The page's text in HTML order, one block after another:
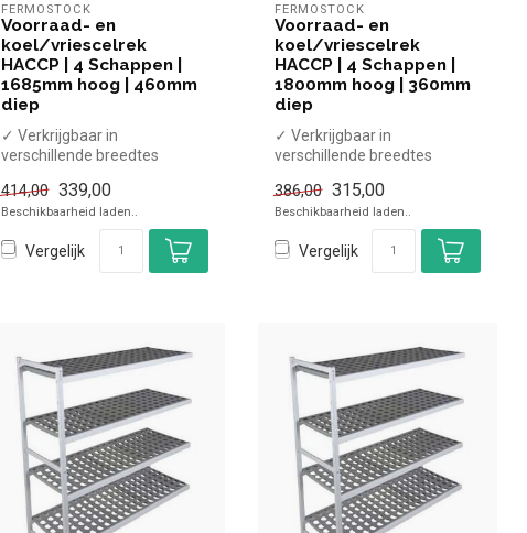
FERMOSTOCK
Voorraad- en
koel/vriescelrek
HACCP | 4 Schappen |
1685mm hoog | 460mm
diep
✓ Verkrijgbaar in
verschillende breedtes
460 mm
✓ 4 N...
414,00 339,00
Beschikbaarheid laden..
Vergelijk
FERMOSTOCK
Voorraad- en
koel/vriescelrek
HACCP | 4 Schappen |
1800mm hoog | 360mm
diep
✓ Verkrijgbaar in
verschillende breedtes
360 mm
✓ 4 N...
386,00 315,00
Beschikbaarheid laden..
Vergelijk